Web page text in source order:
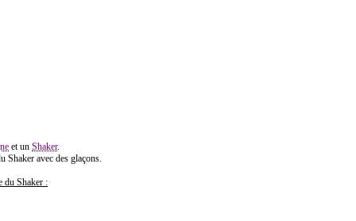
et un Shaker.
avec des glaçons.
du Shaker :